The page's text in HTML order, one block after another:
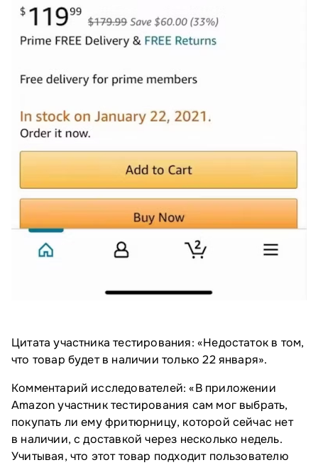
Цитата участника тестирования: «Недостаток в том,
что товар будет в наличии только 22 января».
Комментарий исследователей: «В приложении
Amazon участник тестирования сам мог выбрать,
покупать ли ему фритюрницу, которой сейчас нет
в наличии, с доставкой через несколько недель.
Учитывая, что этот товар подходит пользователю